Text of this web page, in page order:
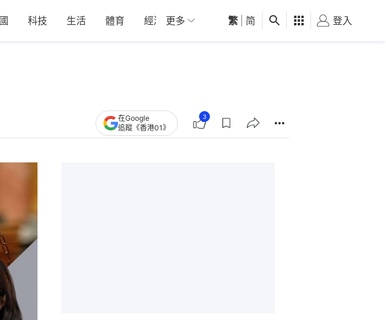
科技 生活 體育 經濟 01深圳 觀點 健康 好食玩飛
更多 繁 简 登入
在Google
追蹤《香港01》
3